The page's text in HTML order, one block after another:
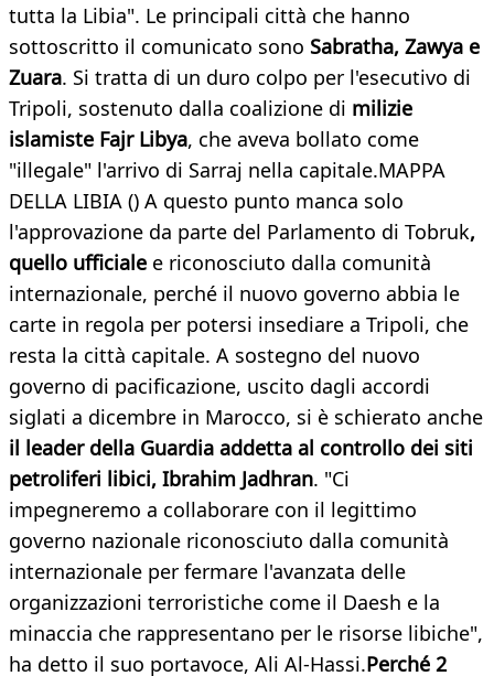
tutta la Libia". Le principali città che hanno
sottoscritto il comunicato sono Sabratha, Zawya e
Zuara. Si tratta di un duro colpo per l'esecutivo di
Tripoli, sostenuto dalla coalizione di milizie
islamiste Fajr Libya, che aveva bollato come
"illegale" l'arrivo di Sarraj nella capitale.MAPPA
DELLA LIBIA () A questo punto manca solo
l'approvazione da parte del Parlamento di Tobruk,
quello ufficiale e riconosciuto dalla comunità
internazionale, perché il nuovo governo abbia le
carte in regola per potersi insediare a Tripoli, che
resta la città capitale. A sostegno del nuovo
governo di pacificazione, uscito dagli accordi
siglati a dicembre in Marocco, si è schierato anche
il leader della Guardia addetta al controllo dei siti
petroliferi libici, Ibrahim Jadhran. "Ci
impegneremo a collaborare con il legittimo
governo nazionale riconosciuto dalla comunità
internazionale per fermare l'avanzata delle
organizzazioni terroristiche come il Daesh e la
minaccia che rappresentano per le risorse libiche",
ha detto il suo portavoce, Ali Al-Hassi.Perché 2